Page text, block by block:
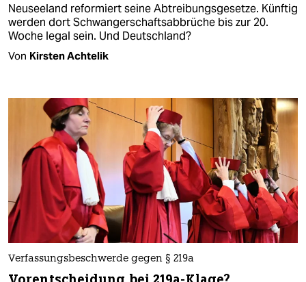
Neuseeland reformiert seine Abtreibungsgesetze. Künftig
werden dort Schwangerschaftsabbrüche bis zur 20.
Woche legal sein. Und Deutschland?
Von Kirsten Achtelik
Verfassungsbeschwerde gegen § 219a